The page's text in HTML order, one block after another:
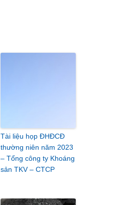
Tài liệu họp ĐHĐCĐ
thường niên năm 2023
– Tổng công ty Khoáng
sản TKV – CTCP